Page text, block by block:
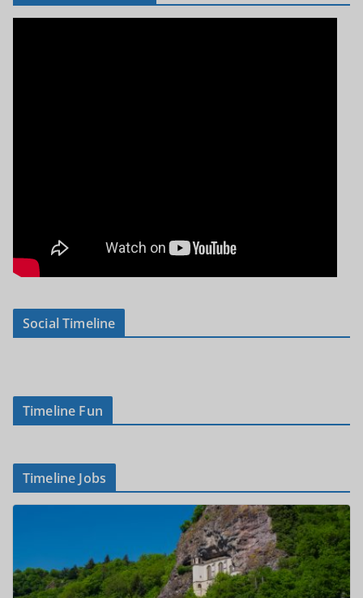
Social Timeline
Timeline Fun
Timeline Jobs